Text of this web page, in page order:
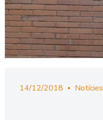
14/12/2018 Notícies